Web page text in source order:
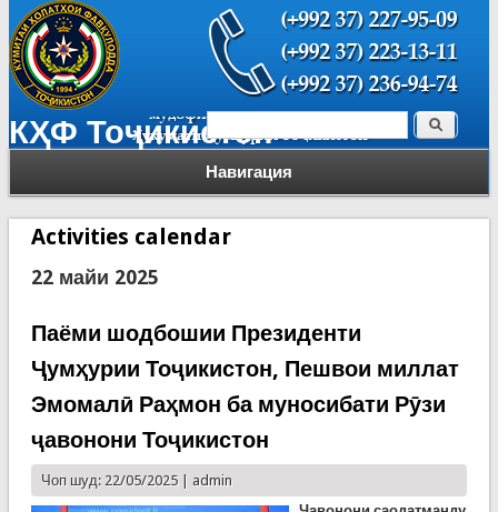
КҲФ Тоҷикистон
Навигация
Форма поиска Поиск
Activities calendar
22 майи 2025
Паёми шодбошии Президенти
Ҷумҳурии Тоҷикистон, Пешвои миллат
Эмомалӣ Раҳмон ба муносибати Рӯзи
ҷавонони Тоҷикистон
Чоп шуд: 22/05/2025 | admin